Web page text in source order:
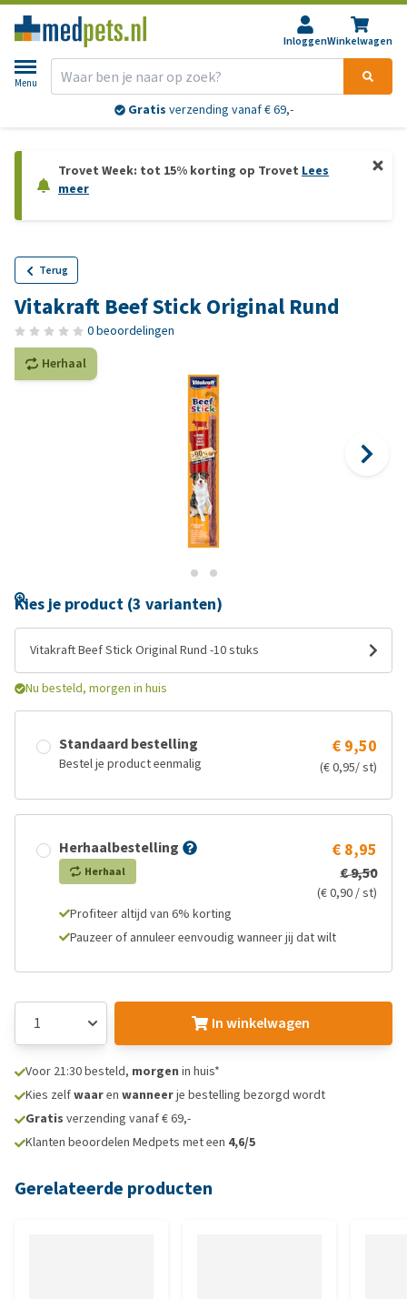
InloggenWinkelwagen
Menu
Gratis verzending vanaf € 69,-
Trovet Week: tot 15% korting op Trovet Lees
meer
Terug
Vitakraft Beef Stick Original Rund
0 beoordelingen
Herhaal
Kies je product (3 varianten)
Vitakraft Beef Stick Original Rund -10 stuks
Nu besteld, morgen in huis
Standaard bestelling
Bestel je product eenmalig
€ 9,50
(€ 0,95/ st)
Herhaalbestelling
Herhaal
€ 8,95
€ 9,50
(€ 0,90 / st)
Profiteer altijd van 6% korting
Pauzeer of annuleer eenvoudig wanneer jij dat wilt
In winkelwagen
Voor 21:30 besteld, morgen in huis*
Kies zelfwaaren wanneerje bestelling bezorgd wordt
Gratis verzending vanaf € 69,-
Klanten beoordelen Medpets met een 4,6/5
Gerelateerde producten